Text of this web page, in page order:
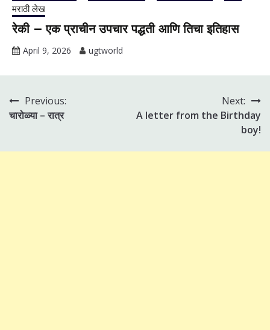
मराठी लेख
रेकी – एक प्राचीन उपचार पद्धती आणि तिचा इतिहास
April 9, 2026 ugtworld
Post
navigation
Previous:
चारोळ्या – रात्र
Next:
A letter from the Birthday
boy!